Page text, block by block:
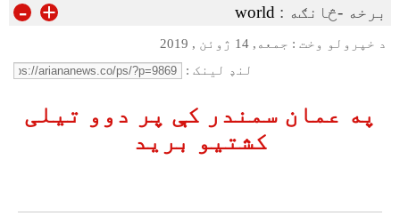
برخه -څانګه : world
- +
د خپرولو وخت : جمعه, 14 ژوئن , 2019
لنډ لینک :
په عمان سمندر کې پر دوو تیلی
کشتیو برید